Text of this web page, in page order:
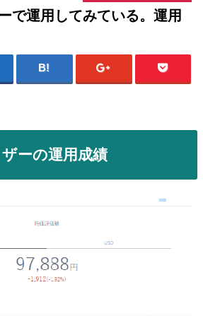
で運用してみている。運用
ーの運用成績